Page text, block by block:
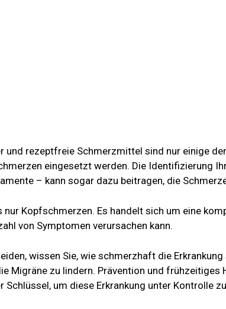
und rezeptfreie Schmerzmittel sind nur einige
eingesetzt werden. Die Identifizierung
– kann sogar dazu beitragen, die
nur Kopfschmerzen. Es handelt sich um eine
von Symptomen verursachen kann.
wissen Sie, wie schmerzhaft die
Migräne zu lindern. Prävention und frühzeitiges
Schlüssel, um diese Erkrankung unter Kontrolle